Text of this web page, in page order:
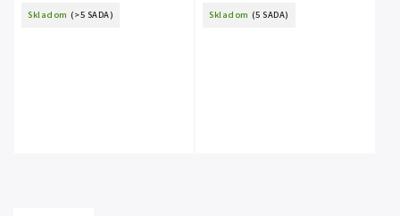
Skladom (>5 SADA) Skladom (5 SADA)